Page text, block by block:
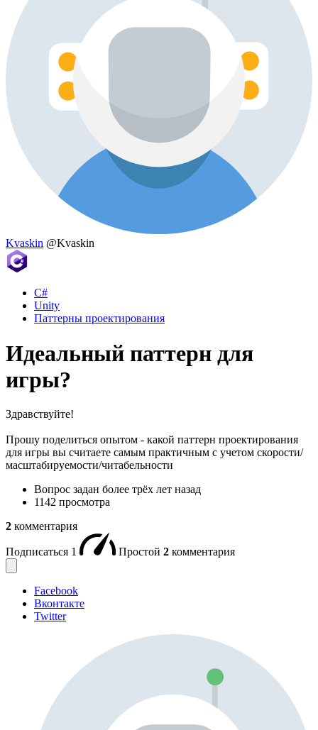
Kvaskin @Kvaskin
C#
Unity
Паттерны проектирования
Идеальный паттерн для
игры?
Здравствуйте!
Прошу поделиться опытом - какой паттерн проектирования
для игры вы считаете самым практичным с учетом скорости/
масштабируемости/читабельности
Вопрос задан более трёх лет назад
1142 просмотра
2 комментария
Подписаться 1 Простой 2 комментария
Facebook
Вконтакте
Twitter